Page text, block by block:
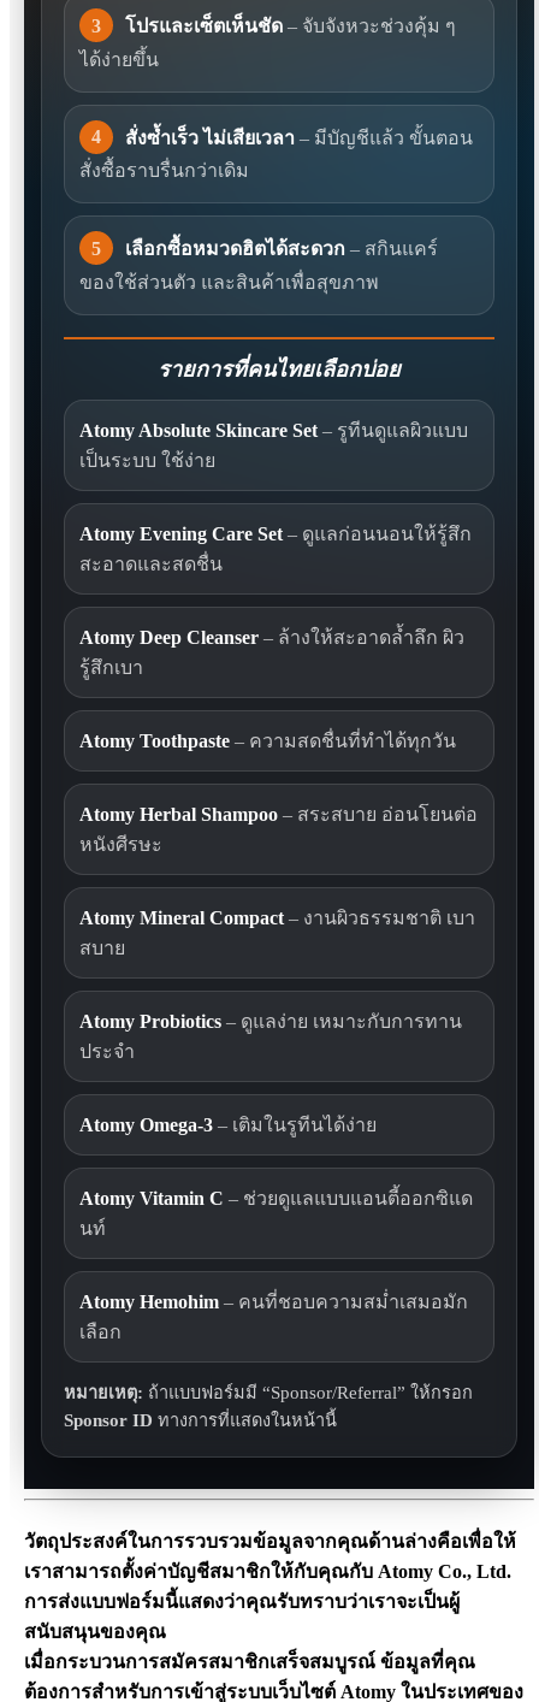
3 โปรและเซ็ตเห็นชัด – จับจังหวะช่วงคุ้ม ๆ
ได้ง่ายขึ้น
4 สั่งซ้ำเร็ว ไม่เสียเวลา – มีบัญชีแล้ว ขั้นตอน
สั่งซื้อราบรื่นกว่าเดิม
5 เลือกซื้อหมวดฮิตได้สะดวก – สกินแคร์
ของใช้ส่วนตัว และสินค้าเพื่อสุขภาพ
รายการที่คนไทยเลือกบ่อย
Atomy Absolute Skincare Set – รูทีนดูแลผิวแบบ
เป็นระบบ ใช้ง่าย
Atomy Evening Care Set – ดูแลก่อนนอนให้รู้สึก
สะอาดและสดชื่น
Atomy Deep Cleanser – ล้างให้สะอาดล้ำลึก ผิว
รู้สึกเบา
Atomy Toothpaste – ความสดชื่นที่ทำได้ทุกวัน
Atomy Herbal Shampoo – สระสบาย อ่อนโยนต่อ
หนังศีรษะ
Atomy Mineral Compact – งานผิวธรรมชาติ เบา
สบาย
Atomy Probiotics – ดูแลง่าย เหมาะกับการทาน
ประจำ
Atomy Omega-3 – เติมในรูทีนได้ง่าย
Atomy Vitamin C – ช่วยดูแลแบบแอนตี้ออกซิแด
นท์
Atomy Hemohim – คนที่ชอบความสม่ำเสมอมัก
เลือก
หมายเหตุ: ถ้าแบบฟอร์มมี “Sponsor/Referral” ให้กรอก
Sponsor ID ทางการที่แสดงในหน้านี้
วัตถุประสงค์ในการรวบรวมข้อมูลจากคุณด้านล่างคือเพื่อให้
เราสามารถตั้งค่าบัญชีสมาชิกให้กับคุณกับ Atomy Co., Ltd.
การส่งแบบฟอร์มนี้แสดงว่าคุณรับทราบว่าเราจะเป็นผู้
สนับสนุนของคุณ
เมื่อกระบวนการสมัครสมาชิกเสร็จสมบูรณ์ ข้อมูลที่คุณ
ต้องการสำหรับการเข้าสู่ระบบเว็บไซต์ Atomy ในประเทศของ